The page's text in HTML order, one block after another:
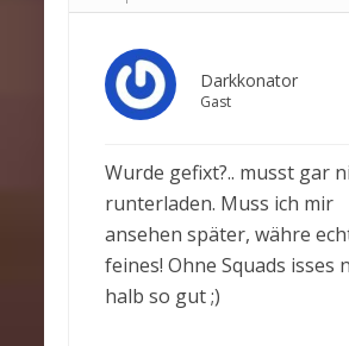
Darkkonator
Gast
Wurde gefixt?.. musst gar
runterladen. Muss ich mir
ansehen später, währe
feines! Ohne Squads isses
halb so gut ;)